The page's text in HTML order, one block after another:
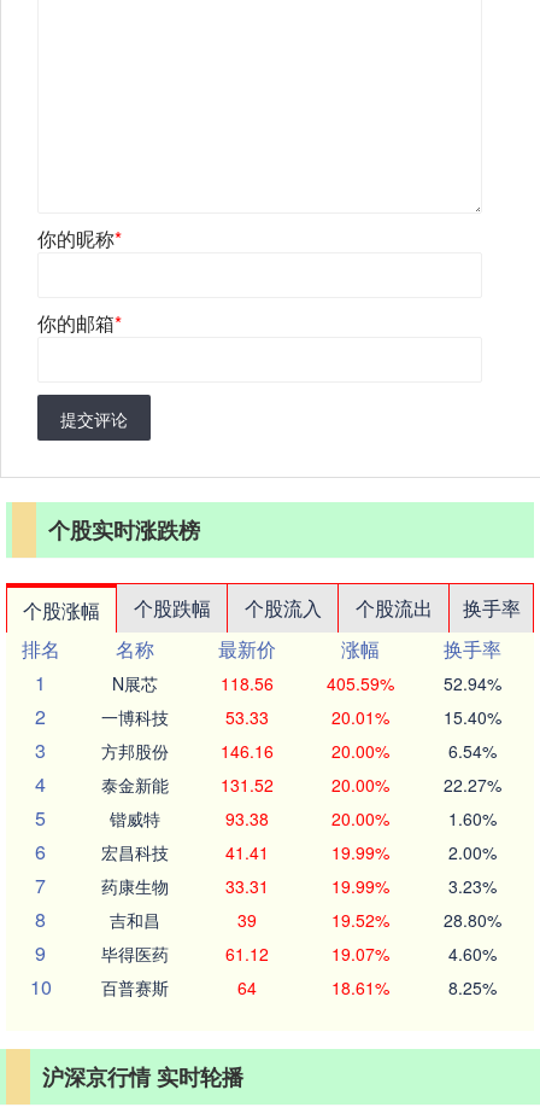
你的昵称*
你的邮箱*
提交评论
个股实时涨跌榜
个股涨幅 个股跌幅 个股流入 个股流出
换手率
排名
名称 最新价 涨幅
换手率
1
N展芯 118.56 405.59% 52.94%
2 一博科技 53.33 20.01% 15.40%
3 方邦股份 146.16 20.00% 6.54%
4 泰金新能 131.52 20.00% 22.27%
5 锴威特 93.38 20.00% 1.60%
6 宏昌科技 41.41 19.99% 2.00%
7 药康生物 33.31 19.99% 3.23%
8 吉和昌 39 19.52% 28.80%
9 毕得医药 61.12 19.07% 4.60%
10 百普赛斯 64 18.61% 8.25%
沪深京行情 实时轮播